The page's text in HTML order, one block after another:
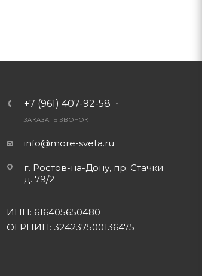
+7 (961) 407-92-58
ЗАКАЗАТЬ ЗВОНОК
info@more-sveta.ru
г. Ростов-на-Дону, пр. Стачки
д. 79/2
ИНН: 616405650480
ОГРНИП: 324237500136475